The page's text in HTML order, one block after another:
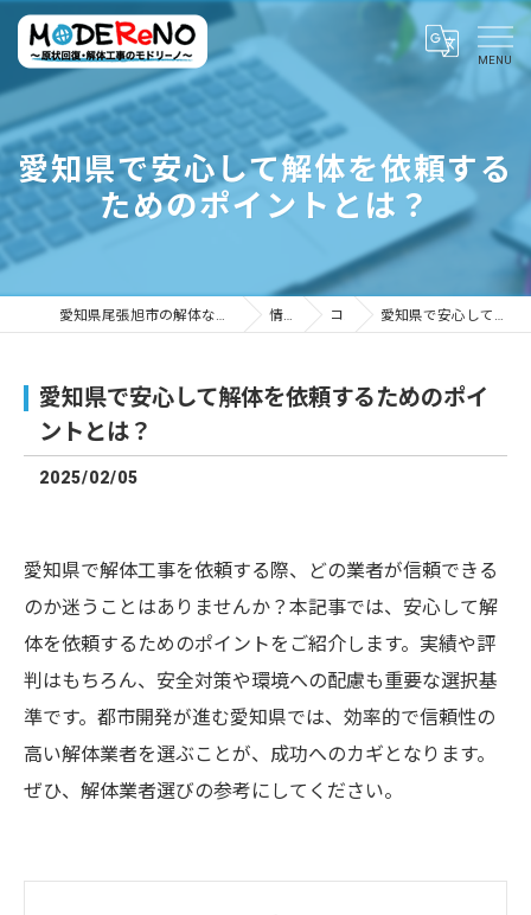
愛知県で安心して解体を依頼する
ためのポイントとは？
愛知県尾張旭市の解体ならMODEReNO ～原状回復・解体工事のモドリーノ～ 情報ブログ コラム 愛知県で安心して解体を依頼するためのポイントとは？
愛知県で安心して解体を依頼するためのポイ
ントとは？
2025/02/05
愛知県で解体工事を依頼する際、どの業者が信頼できる
のか迷うことはありませんか？本記事では、安心して解
体を依頼するためのポイントをご紹介します。実績や評
判はもちろん、安全対策や環境への配慮も重要な選択基
準です。都市開発が進む愛知県では、効率的で信頼性の
高い解体業者を選ぶことが、成功へのカギとなります。
ぜひ、解体業者選びの参考にしてください。